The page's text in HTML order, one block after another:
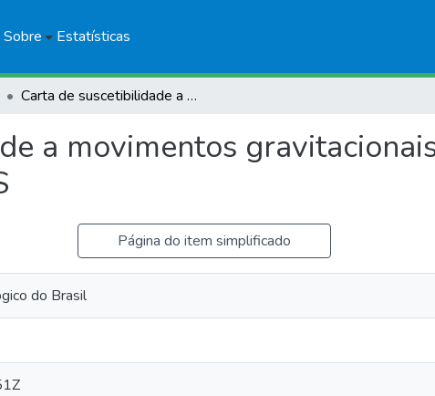
Sobre Estatísticas
Carta de suscetibilidade a movimentos gravitacionais de massa e inundação: Guaçuí- ES
a movimentos
Página do item simplificado
do Brasil